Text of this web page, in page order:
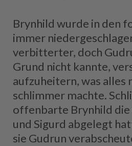
Brynhild wurde in den
immer
verbitterter, doch
Grund nicht kannte,
aufzuheitern, was alles
schlimmer machte.
offenbarte Brynhild die
und Sigurd abgelegt
sie Gudrun